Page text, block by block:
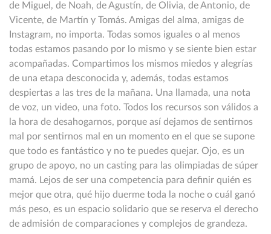
de Miguel, de Noah, de Agustín, de Olivia, de Antonio, de
Vicente, de Martín y Tomás. Amigas del alma, amigas de
Instagram, no importa. Todas somos iguales o al menos
todas estamos pasando por lo mismo y se siente bien estar
acompañadas. Compartimos los mismos miedos y alegrías
de una etapa desconocida y, además, todas estamos
despiertas a las tres de la mañana. Una llamada, una nota
de voz, un video, una foto. Todos los recursos son válidos a
la hora de desahogarnos, porque así dejamos de sentirnos
mal por sentirnos mal en un momento en el que se supone
que todo es fantástico y no te puedes quejar. Ojo, es un
grupo de apoyo, no un casting para las olimpiadas de súper
mamá. Lejos de ser una competencia para definir quién es
mejor que otra, qué hijo duerme toda la noche o cuál ganó
más peso, es un espacio solidario que se reserva el derecho
de admisión de comparaciones y complejos de grandeza.